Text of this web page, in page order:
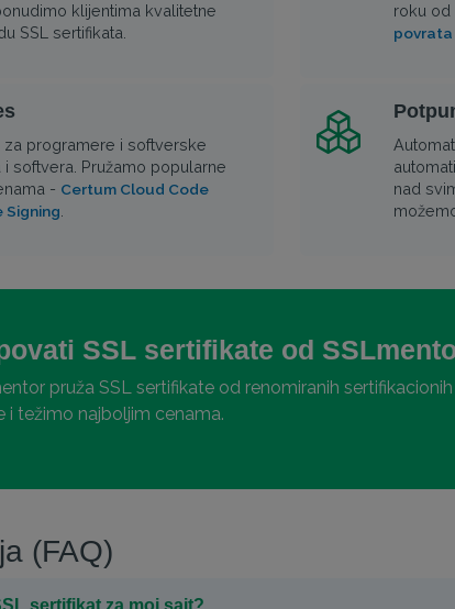
klijentima kvalitetne
SSL sertifikata.
roku od
povrata
za programere i softverske
softvera. Pružamo popularne
- Certum Cloud Code
Signing
nad
SSL sertifikate od
pruža SSL sertifikate od renomiranih
i težimo najboljim cenama.
(FAQ)